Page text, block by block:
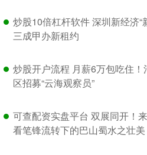
炒股10倍杠杆软件 深圳新经济“
三成甲办新租约
炒股开户流程 月薪6万包吃住
区招募“云海观察员”
可查配资实盘平台 双展同开！
看笔锋流转下的巴山蜀水之壮美